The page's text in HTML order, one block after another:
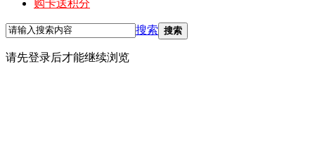
购卡送积分
搜索 搜索
请先登录后才能继续浏览